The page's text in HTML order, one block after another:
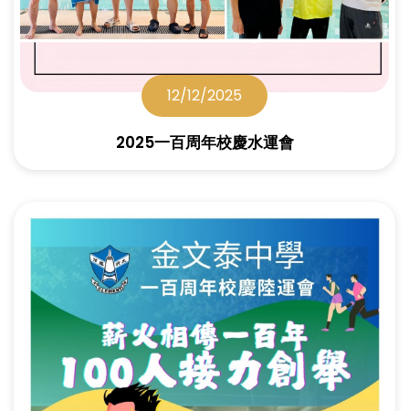
12/12/2025
2025一百周年校慶水運會